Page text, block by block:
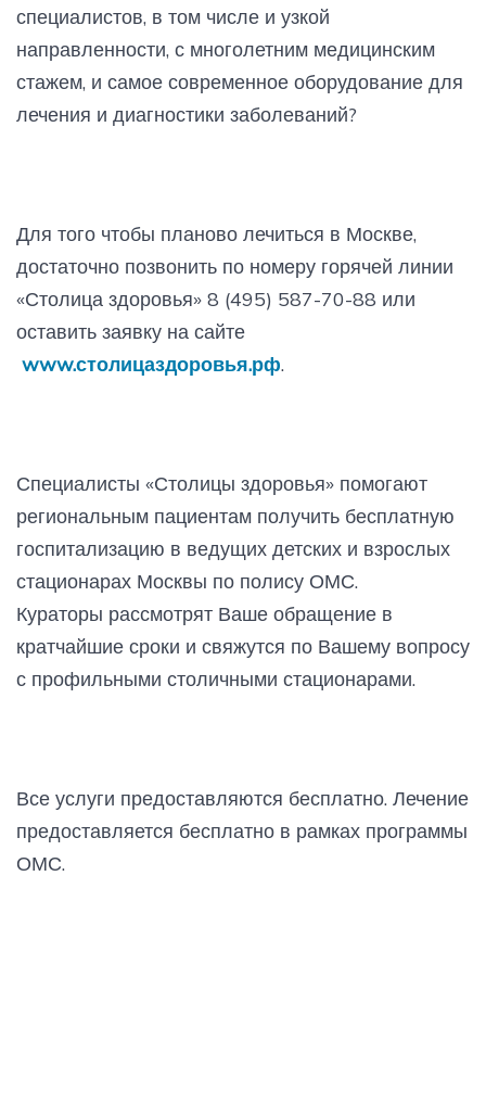
специалистов, в том числе и узкой
направленности, с многолетним медицинским
стажем, и самое современное оборудование для
лечения и диагностики заболеваний?
Для того чтобы планово лечиться в Москве,
достаточно позвонить по номеру горячей линии
«Столица здоровья» 8 (495) 587-70-88 или
оставить заявку на сайте
www.столицаздоровья.рф.
Специалисты «Столицы здоровья» помогают
региональным пациентам получить бесплатную
госпитализацию в ведущих детских и взрослых
стационарах Москвы по полису ОМС.
Кураторы рассмотрят Ваше обращение в
кратчайшие сроки и свяжутся по Вашему вопросу
с профильными столичными стационарами.
Все услуги предоставляются бесплатно. Лечение
предоставляется бесплатно в рамках программы
ОМС.